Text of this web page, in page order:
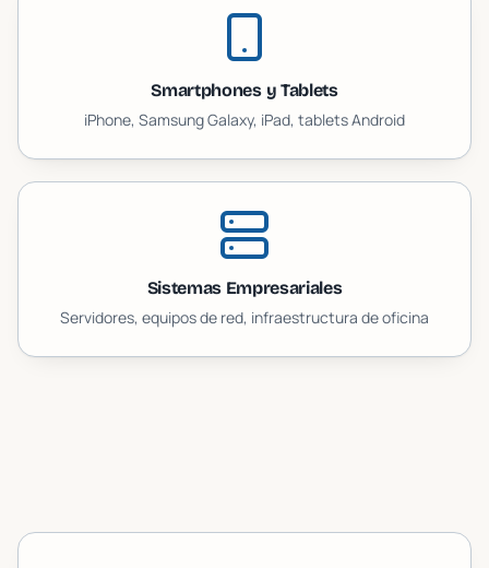
Smartphones y Tablets
iPhone, Samsung Galaxy, iPad, tablets Android
Sistemas Empresariales
Servidores, equipos de red, infraestructura de oficina